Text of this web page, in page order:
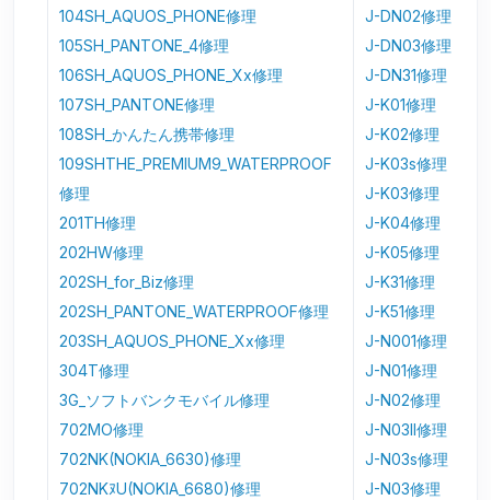
104SH_AQUOS_PHONE修理
105SH_PANTONE_4修理
106SH_AQUOS_PHONE_Xx修理
107SH_PANTONE修理
108SH_かんたん携帯修理
109SHTHE_PREMIUM9_WATERPROOF
修理
201TH修理
202HW修理
202SH_for_Biz修理
202SH_PANTONE_WATERPROOF修理
203SH_AQUOS_PHONE_Xx修理
304T修理
3G_ソフトバンクモバイル修理
702MO修理
702NK(NOKIA_6630)修理
702NKﾇU(NOKIA_6680)修理
J-DN02修理
J-DN03修理
J-DN31修理
J-K01修理
J-K02修理
J-K03s修理
J-K03修理
J-K04修理
J-K05修理
J-K31修理
J-K51修理
J-N001修理
J-N01修理
J-N02修理
J-N03II修理
J-N03s修理
J-N03修理